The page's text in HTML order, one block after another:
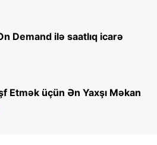
Demand ilə saatlıq icarə
Etmək üçün Ən Yaxşı Məkan